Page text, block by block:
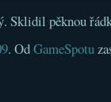
Sklidil pěknou
. OdGameSpotu